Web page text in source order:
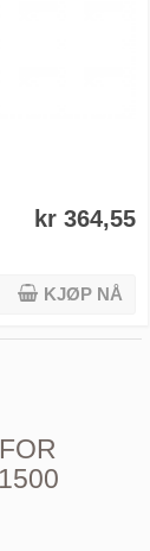
kr 364,55
KJØP NÅ